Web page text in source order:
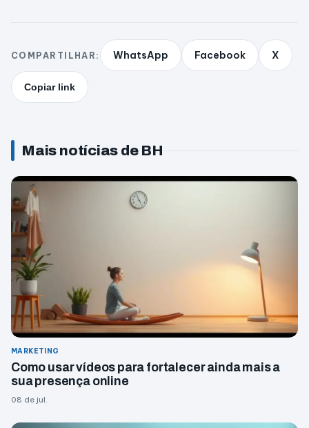
COMPARTILHAR: WhatsApp Facebook X
Copiar link
Mais notícias de BH
MARKETING
Como usar vídeos para fortalecer ainda mais a
sua presença online
08 de jul.